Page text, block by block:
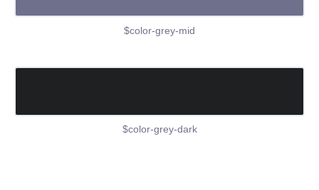
$color-grey-mid
$color-grey-dark